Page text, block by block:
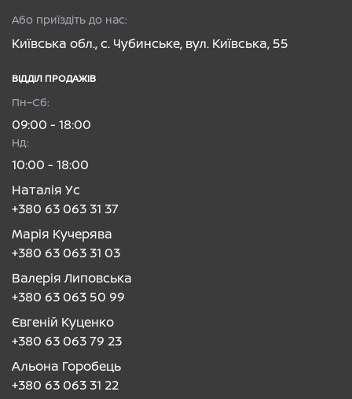
Або приїздіть до нас:
Київська обл., с. Чубинське, вул. Київська, 55
ВІДДІЛ ПРОДАЖІВ
Пн–Сб:
09:00 - 18:00
Нд:
10:00 - 18:00
Наталія Ус
+380 63 063 31 37
Марія Кучерява
+380 63 063 31 03
Валерія Липовська
+380 63 063 50 99
Євгеній Куценко
+380 63 063 79 23
Альона Горобець
+380 63 063 31 22